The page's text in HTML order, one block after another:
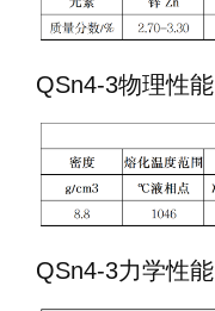
QSn4-3物理性能
QSn4-3力学性能